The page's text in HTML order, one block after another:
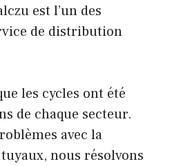
est l’un des
de distribution
les cycles ont été
de chaque secteur.
avec la
nous résolvons